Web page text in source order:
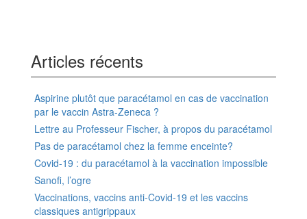
Articles récents
Aspirine plutôt que paracétamol en cas de vaccination
par le vaccin Astra-Zeneca ?
Lettre au Professeur Fischer, à propos du paracétamol
Pas de paracétamol chez la femme enceinte?
Covid-19 : du paracétamol à la vaccination impossible
Sanofi, l’ogre
Vaccinations, vaccins anti-Covid-19 et les vaccins
classiques antigrippaux